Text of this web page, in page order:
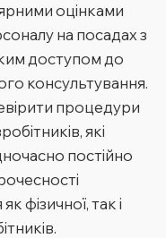
оцінками
на посадах з
доступом до
консультування.
процедури
які
постійно
фізичної, так і